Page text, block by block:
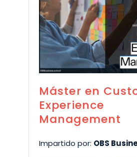
Máster en
Experience
Management
Impartido por: OBS